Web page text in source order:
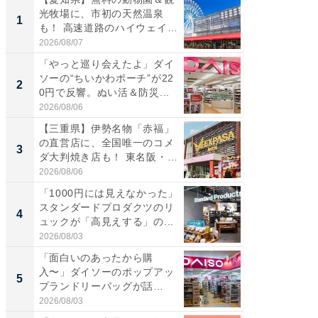
1
光牧場に、市初の天然温泉
も！ 高速道路のハイウェイオ
ア...
2026/08/07
2
「やっと巡り会えたよ」ダイ
ソーの“ちいかわポーチ”が22
0円で反響。ぬい活＆防災...
2026/08/06
3
【三重県】伊勢名物「赤福」
の直営店に、全国唯一のコメ
ダ大判焼き店も！ 東名阪・
伊...
2026/08/06
4
「1000円には見えなかった」
スタンダードプロダクツのリ
ュックが「高見えする」の...
2026/08/03
5
「面白いのあったから購
入〜」ダイソーのポップアッ
プランドリーバッグが話
題。“さま...
2026/08/03